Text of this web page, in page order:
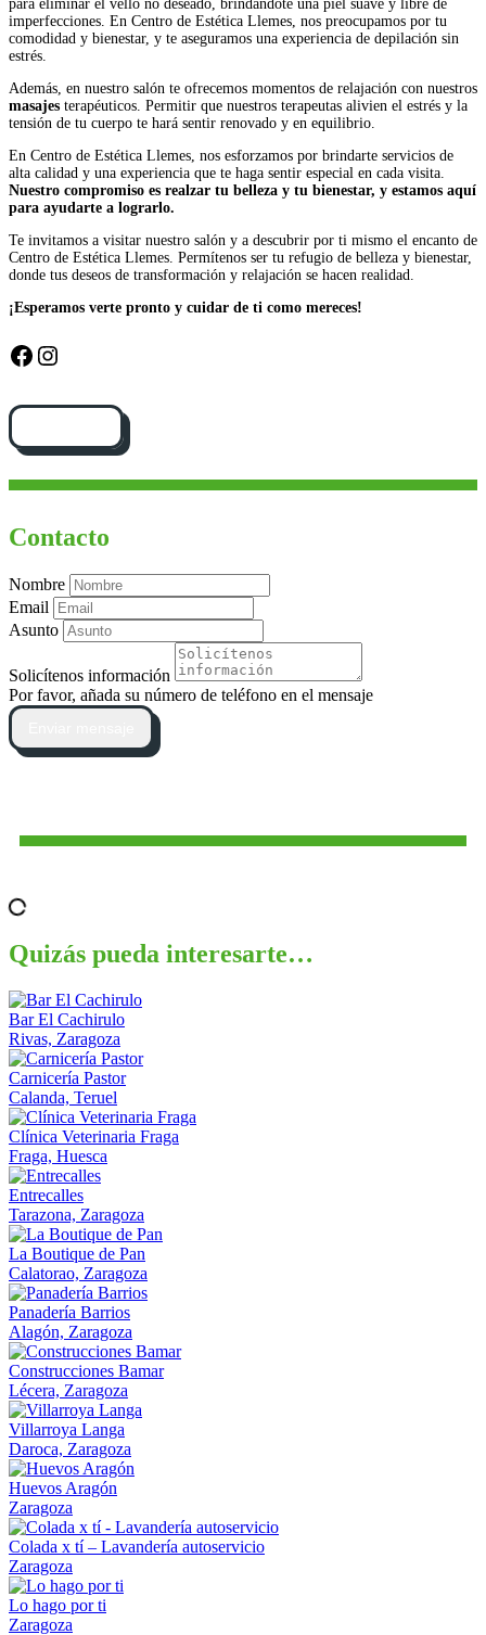
para eliminar el vello no deseado, brindándote una piel suave y libre de
imperfecciones. En Centro de Estética Llemes, nos preocupamos por tu
comodidad y bienestar, y te aseguramos una experiencia de depilación sin
estrés.
Además, en nuestro salón te ofrecemos momentos de relajación con nuestros
masajes terapéuticos. Permitir que nuestros terapeutas alivien el estrés y la
tensión de tu cuerpo te hará sentir renovado y en equilibrio.
En Centro de Estética Llemes, nos esforzamos por brindarte servicios de
alta calidad y una experiencia que te haga sentir especial en cada visita.
Nuestro compromiso es realzar tu belleza y tu bienestar, y estamos aquí
para ayudarte a lograrlo.
Te invitamos a visitar nuestro salón y a descubrir por ti mismo el encanto de
Centro de Estética Llemes. Permítenos ser tu refugio de belleza y bienestar,
donde tus deseos de transformación y relajación se hacen realidad.
¡Esperamos verte pronto y cuidar de ti como mereces!
Facebook
Instagram
Contacto
Nombre
Email
Asunto
Solicítenos información
Por favor, añada su número de teléfono en el mensaje
Quizás pueda interesarte…
Bar El Cachirulo
Rivas, Zaragoza
Carnicería Pastor
Calanda, Teruel
Clínica Veterinaria Fraga
Fraga, Huesca
Entrecalles
Tarazona, Zaragoza
La Boutique de Pan
Calatorao, Zaragoza
Panadería Barrios
Alagón, Zaragoza
Construcciones Bamar
Lécera, Zaragoza
Villarroya Langa
Daroca, Zaragoza
Huevos Aragón
Zaragoza
Colada x tí – Lavandería autoservicio
Zaragoza
Lo hago por ti
Zaragoza